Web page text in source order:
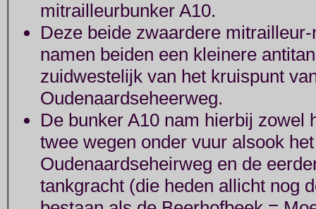
mitrailleurbunker A10.
Deze beide zwaardere
namen beiden een kleinere
zuidwestelijk van het kruispunt
Oudenaardseheerweg.
De bunker A10 nam hierbij zowel
twee wegen onder vuur alsook
Oudenaardseheirweg en de
tankgracht (die heden allicht nog